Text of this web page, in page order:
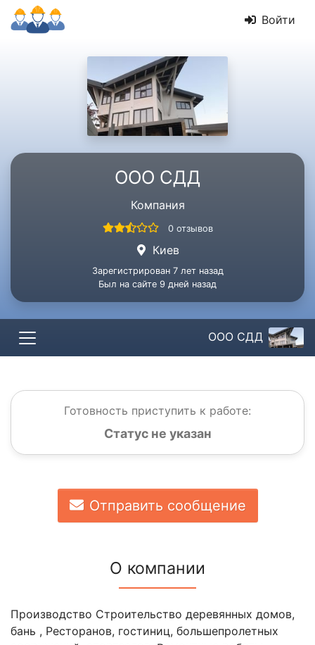
Войти
OOO СДД
Компания
0 отзывов
Киев
Зарегистрирован 7 лет назад
Был на сайте 9 дней назад
OOO СДД
Готовность приступить к работе:
Статус не указан
Отправить сообщение
О компании
Производство Строительство деревянных домов,
бань , Ресторанов, гостиниц, большепролетных